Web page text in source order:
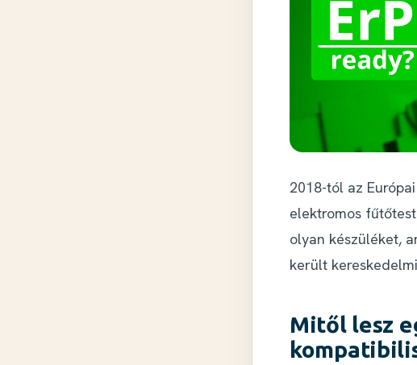
2018-tól az
elektromos
olyan készüléket,
került
Mitől lesz